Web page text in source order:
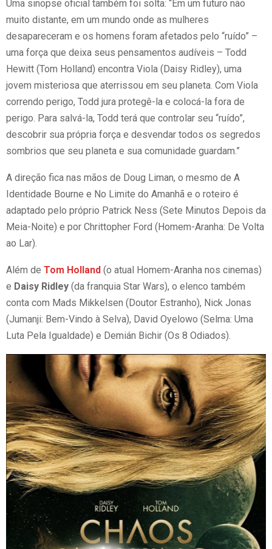
Uma sinopse oficial também foi solta: “Em um futuro não
muito distante, em um mundo onde as mulheres
desapareceram e os homens foram afetados pelo “ruído” –
uma força que deixa seus pensamentos audíveis – Todd
Hewitt (Tom Holland) encontra Viola (Daisy Ridley), uma
jovem misteriosa que aterrissou em seu planeta. Com Viola
correndo perigo, Todd jura protegê-la e colocá-la fora de
perigo. Para salvá-la, Todd terá que controlar seu “ruído”,
descobrir sua própria força e desvendar todos os segredos
sombrios que seu planeta e sua comunidade guardam.”
A direção fica nas mãos de Doug Liman, o mesmo de A
Identidade Bourne e No Limite do Amanhã e o roteiro é
adaptado pelo próprio Patrick Ness (Sete Minutos Depois da
Meia-Noite) e por Chrittopher Ford (Homem-Aranha: De Volta
ao Lar).
Além de Tom Holland (o atual Homem-Aranha nos cinemas)
e Daisy Ridley (da franquia Star Wars), o elenco também
conta com Mads Mikkelsen (Doutor Estranho), Nick Jonas
(Jumanji: Bem-Vindo à Selva), David Oyelowo (Selma: Uma
Luta Pela Igualdade) e Demián Bichir (Os 8 Odiados).